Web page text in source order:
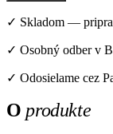
✓ Skladom —
✓ Osobný odber v
✓ Odosielame cez
O produkte